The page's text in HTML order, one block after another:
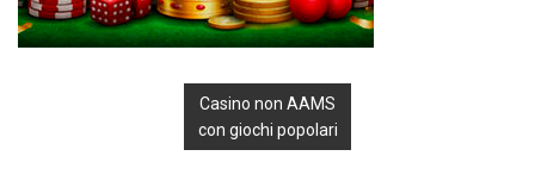
Casino non AAMS
con giochi popolari